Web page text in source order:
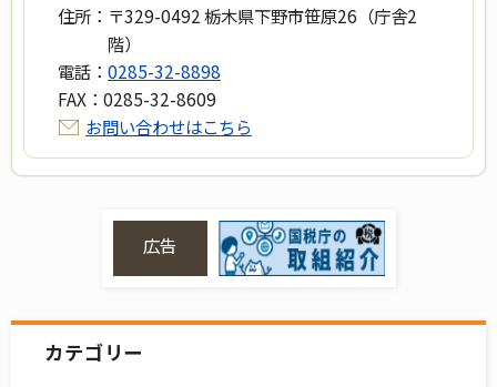
住所： 〒329-0492 栃木県下野市笹原26（庁舎2
階）
電話： 0285-32-8898
FAX： 0285-32-8609
お問い合わせはこちら
広告
カテゴリー